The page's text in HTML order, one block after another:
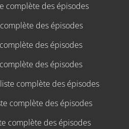
complète des épisodes
des épisodes
des épisodes
des épisodes
complète des épisodes
complète des épisodes
complète des épisodes